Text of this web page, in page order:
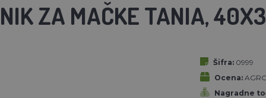
ZA MAČKE TANIA,
Šifra: 0999
Ocena:
Nagradne